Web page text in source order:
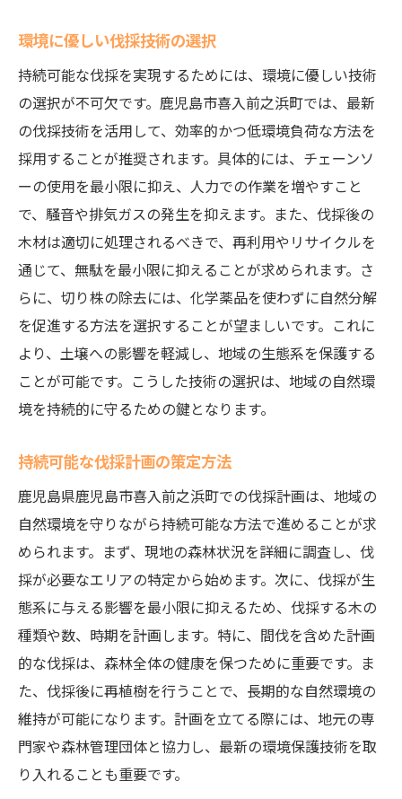
環境に優しい伐採技術の選択
持続可能な伐採を実現するためには、環境に優しい技術
の選択が不可欠です。鹿児島市喜入前之浜町では、最新
の伐採技術を活用して、効率的かつ低環境負荷な方法を
採用することが推奨されます。具体的には、チェーンソ
ーの使用を最小限に抑え、人力での作業を増やすこと
で、騒音や排気ガスの発生を抑えます。また、伐採後の
木材は適切に処理されるべきで、再利用やリサイクルを
通じて、無駄を最小限に抑えることが求められます。さ
らに、切り株の除去には、化学薬品を使わずに自然分解
を促進する方法を選択することが望ましいです。これに
より、土壌への影響を軽減し、地域の生態系を保護する
ことが可能です。こうした技術の選択は、地域の自然環
境を持続的に守るための鍵となります。
持続可能な伐採計画の策定方法
鹿児島県鹿児島市喜入前之浜町での伐採計画は、地域の
自然環境を守りながら持続可能な方法で進めることが求
められます。まず、現地の森林状況を詳細に調査し、伐
採が必要なエリアの特定から始めます。次に、伐採が生
態系に与える影響を最小限に抑えるため、伐採する木の
種類や数、時期を計画します。特に、間伐を含めた計画
的な伐採は、森林全体の健康を保つために重要です。ま
た、伐採後に再植樹を行うことで、長期的な自然環境の
維持が可能になります。計画を立てる際には、地元の専
門家や森林管理団体と協力し、最新の環境保護技術を取
り入れることも重要です。